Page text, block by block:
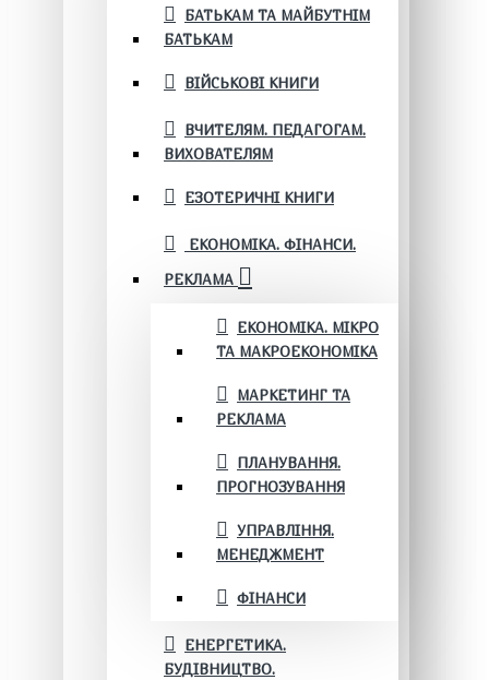
БАТЬКАМ ТА МАЙБУТНІМ
БАТЬКАМ
ВІЙСЬКОВІ КНИГИ
ВЧИТЕЛЯМ. ПЕДАГОГАМ.
ВИХОВАТЕЛЯМ
ЕЗОТЕРИЧНІ КНИГИ
ЕКОНОМІКА. ФІНАНСИ.
РЕКЛАМА
ЕКОНОМІКА. МІКРО
ТА МАКРОЕКОНОМІКА
МАРКЕТИНГ ТА
РЕКЛАМА
ПЛАНУВАННЯ.
ПРОГНОЗУВАННЯ
УПРАВЛІННЯ.
МЕНЕДЖМЕНТ
ФІНАНСИ
ЕНЕРГЕТИКА.
БУДІВНИЦТВО.